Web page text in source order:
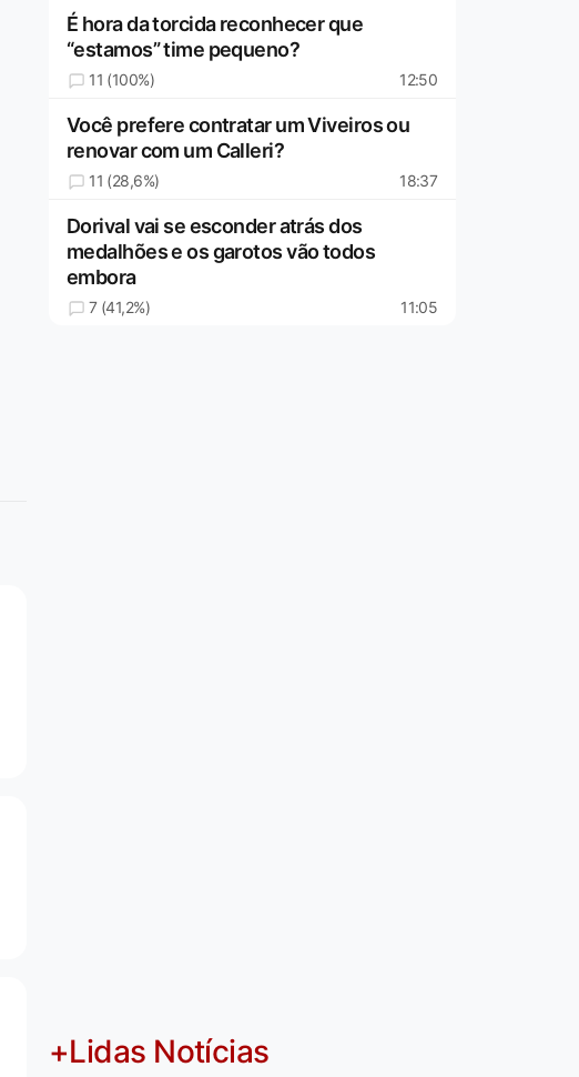
É hora da torcida reconhecer que
“estamos” time pequeno?
11 (100%) 12:50
Você prefere contratar um Viveiros ou
renovar com um Calleri?
11 (28,6%) 18:37
Dorival vai se esconder atrás dos
medalhões e os garotos vão todos
embora
7 (41,2%) 11:05
+Lidas Notícias